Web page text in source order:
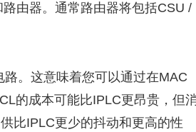
由器。通常路由器将包括CSU /
。这意味着您可以通过在MAC
的成本可能比IPLC更昂贵，但
比IPLC更少的抖动和更高的性